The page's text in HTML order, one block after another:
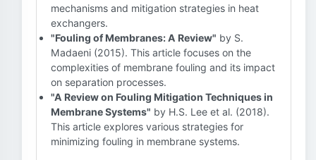
mechanisms and mitigation strategies in heat
exchangers.
"Fouling of Membranes: A Review" by S.
Madaeni (2015). This article focuses on the
complexities of membrane fouling and its impact
on separation processes.
"A Review on Fouling Mitigation Techniques in
Membrane Systems" by H.S. Lee et al. (2018).
This article explores various strategies for
minimizing fouling in membrane systems.